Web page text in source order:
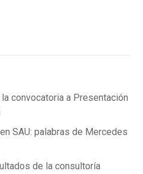
convocatoria a Presentación
SAU: palabras de Mercedes
de la consultoría